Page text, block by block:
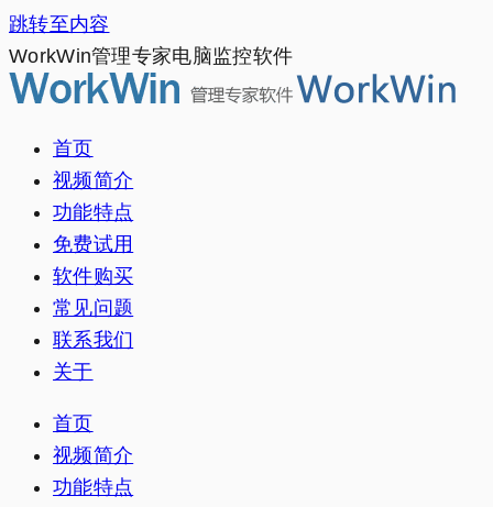
跳转至内容
WorkWin管理专家电脑监控软件
首页
视频简介
功能特点
免费试用
软件购买
常见问题
联系我们
关于
首页
视频简介
功能特点